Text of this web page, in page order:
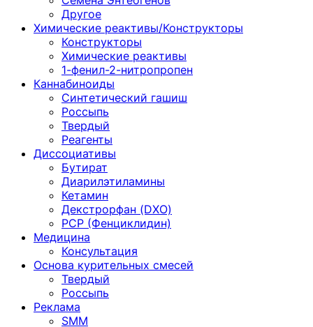
Другое
Химические реактивы/Конструкторы
Конструкторы
Химические реактивы
1-фенил-2-нитропропен
Каннабиноиды
Синтетический гашиш
Россыпь
Твердый
Реагенты
Диссоциативы
Бутират
Диарилэтиламины
Кетамин
Декстрорфан (DXO)
PCP (Фенциклидин)
Медицина
Консультация
Основа курительных смесей
Твердый
Россыпь
Реклама
SMM